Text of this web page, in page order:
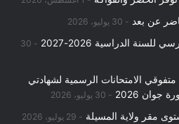
عن بعد 30 يوليو، 2026
الدراسية 2026-2027
30
متفوقي الامتحانات الرسمية لشهادتي
جوان 2026
30 يوليو، 2026
مقر ولاية المسيلة 29 يوليو، 2026